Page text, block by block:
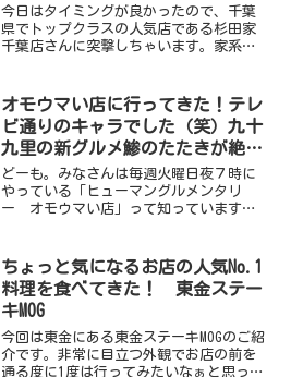
今日はタイミングが良かったので、千葉
県でトップクラスの人気店である杉田家
千葉店さんに突撃しちゃいます。家系ラ
去２回行うほど好きなんです。なぜなら
その味も去ることなが...
オモウマい店に行ってきた！テレ
ビ通りのキャラでした（笑）九十
九里の新グルメ鯵のたたきが絶
品！金沢食堂
どーも。みなさんは毎週火曜日夜７時に
やっている「ヒューマングルメンタリ
ー オモウマい店」って知っています
ちゃな大盛で激安な料理を出すお店やハ
チャメチャなキャラクターの...
ちょっと気になるお店の人気No.1
料理を食べてきた！ 東金ステー
キMOG
今回は東金にある東金ステーキMOGのご紹
介です。非常に目立つ外観でお店の前を
通る度に1度は行ってみたいなぁと思って